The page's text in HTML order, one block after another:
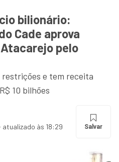
bilionário:
Cade aprova
pelo
restrições e tem receita
10 bilhões
atualizado às 18:29 Salvar